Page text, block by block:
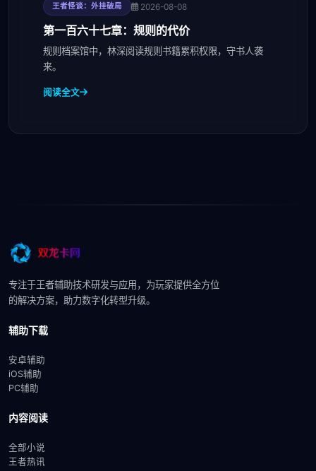
王者怪谈：外挂破局 2026-08-08
第一百六十七章：规则的代价
规则档案馆中，林深阅读规则书籍累积权限，守书人袭
来。
阅读全文
专注于王者辅助技术研发与应用，为玩家提供全方位
的解决方案，助力数字化转型升级。
辅助下载
安卓辅助
iOS辅助
PC辅助
内容阅读
全部小说
王者热讯